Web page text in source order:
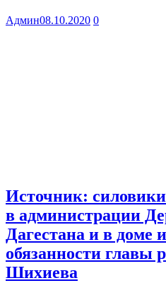
Админ08.10.2020 0
Источник:
в администрации
Дагестана и в доме
обязанности главы
Шихиева